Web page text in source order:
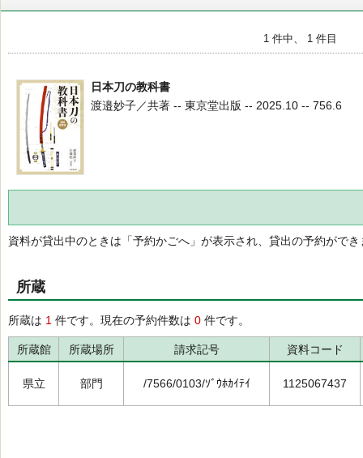
1 件中、 1 件目
日本刀の教科書
渡邉妙子／共著 -- 東京堂出版 -- 2025.10 -- 756.6
資料が貸出中のときは「予約かごへ」が表示され、貸出の予約ができ
所蔵
所蔵は 1 件です。現在の予約件数は 0 件です。
所蔵館 所蔵場所 請求記号 資料コード
県立 部門 /7566/0103/ｿﾞｳﾎｶｲﾃｲ 1125067437